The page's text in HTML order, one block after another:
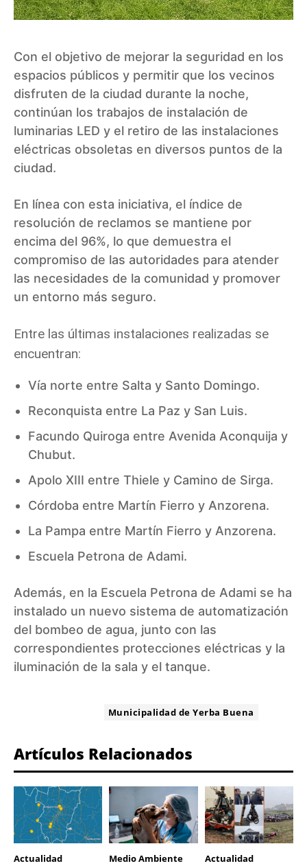
Con el objetivo de mejorar la seguridad en los
espacios públicos y permitir que los vecinos
disfruten de la ciudad durante la noche,
continúan los trabajos de instalación de
luminarias LED y el retiro de las instalaciones
eléctricas obsoletas en diversos puntos de la
ciudad.
En línea con esta iniciativa, el índice de
resolución de reclamos se mantiene por
encima del 96%, lo que demuestra el
compromiso de las autoridades para atender
las necesidades de la comunidad y promover
un entorno más seguro.
Entre las últimas instalaciones realizadas se
encuentran:
Vía norte entre Salta y Santo Domingo.
Reconquista entre La Paz y San Luis.
Facundo Quiroga entre Avenida Aconquija y
Chubut.
Apolo XIII entre Thiele y Camino de Sirga.
Córdoba entre Martín Fierro y Anzorena.
La Pampa entre Martín Fierro y Anzorena.
Escuela Petrona de Adami.
Además, en la Escuela Petrona de Adami se ha
instalado un nuevo sistema de automatización
del bombeo de agua, junto con las
correspondientes protecciones eléctricas y la
iluminación de la sala y el tanque.
Municipalidad de Yerba Buena
Artículos Relacionados
Actualidad Medio Ambiente Actualidad